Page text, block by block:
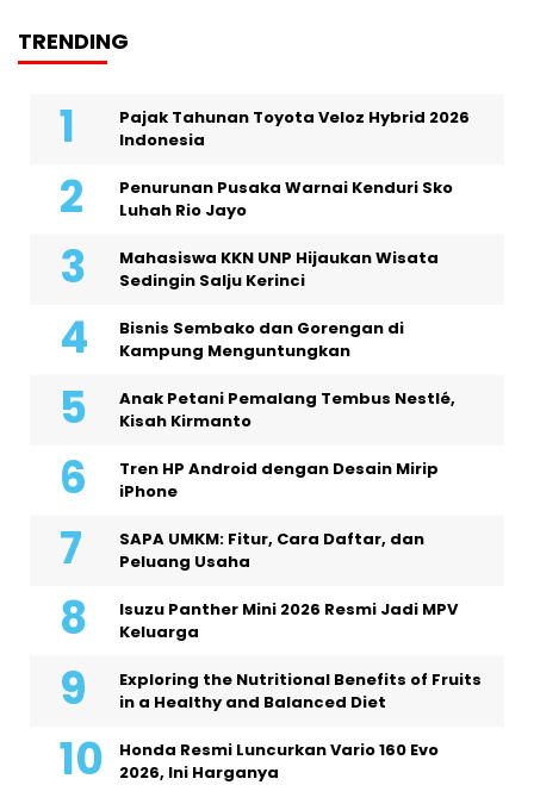
TRENDING
Pajak Tahunan Toyota Veloz Hybrid 2026
Indonesia
Penurunan Pusaka Warnai Kenduri Sko
Luhah Rio Jayo
Mahasiswa KKN UNP Hijaukan Wisata
Sedingin Salju Kerinci
Bisnis Sembako dan Gorengan di
Kampung Menguntungkan
Anak Petani Pemalang Tembus Nestlé,
Kisah Kirmanto
Tren HP Android dengan Desain Mirip
iPhone
SAPA UMKM: Fitur, Cara Daftar, dan
Peluang Usaha
Isuzu Panther Mini 2026 Resmi Jadi MPV
Keluarga
Exploring the Nutritional Benefits of Fruits
in a Healthy and Balanced Diet
Honda Resmi Luncurkan Vario 160 Evo
2026, Ini Harganya